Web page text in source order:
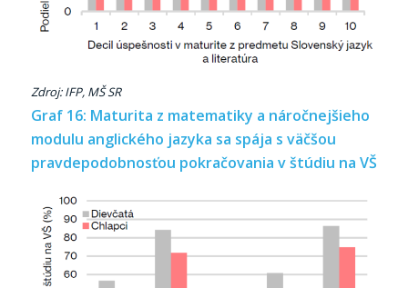
Zdroj: IFP, MŠ SR
Graf 16: Maturita z matematiky a náročnejšieho
modulu anglického jazyka sa spája s väčšou
pravdepodobnosťou pokračovania v štúdiu na VŠ